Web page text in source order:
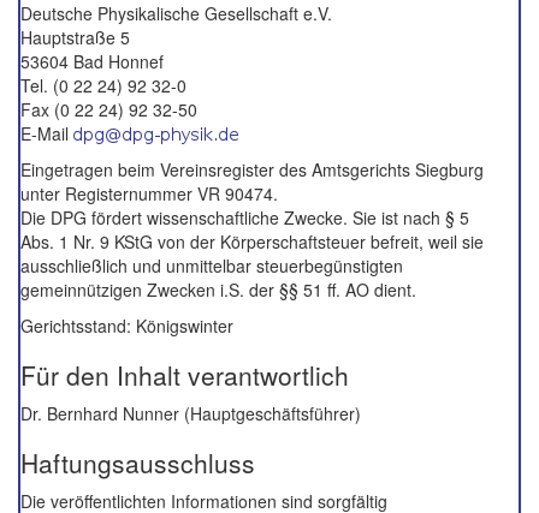
Deutsche Physikalische Gesellschaft e.V.
Hauptstraße 5
53604 Bad Honnef
Tel. (0 22 24) 92 32-0
Fax (0 22 24) 92 32-50
E-Mail
Eingetragen beim Vereinsregister des Amtsgerichts Siegburg
unter Registernummer VR 90474.
Die DPG fördert wissenschaftliche Zwecke. Sie ist nach § 5
Abs. 1 Nr. 9 KStG von der Körperschaftsteuer befreit, weil sie
ausschließlich und unmittelbar steuerbegünstigten
gemeinnützigen Zwecken i.S. der §§ 51 ff. AO dient.
Gerichtsstand: Königswinter
Für den Inhalt verantwortlich
Dr. Bernhard Nunner (Hauptgeschäftsführer)
Haftungsausschluss
Die veröffentlichten Informationen sind sorgfältig